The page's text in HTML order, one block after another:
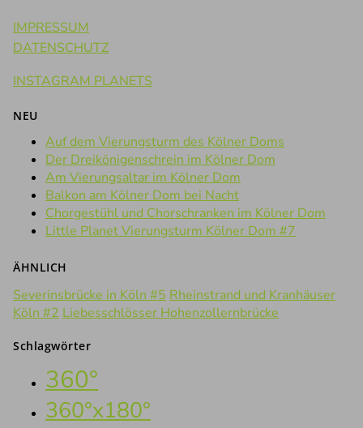
IMPRESSUM
DATENSCHUTZ
INSTAGRAM PLANETS
NEU
Auf dem Vierungsturm des Kölner Doms
Der Dreikönigenschrein im Kölner Dom
Am Vierungsaltar im Kölner Dom
Balkon am Kölner Dom bei Nacht
Chorgestühl und Chorschranken im Kölner Dom
Little Planet Vierungsturm Kölner Dom #7
ÄHNLICH
Severinsbrücke in Köln #5 Rheinstrand und Kranhäuser
Köln #2 Liebesschlösser Hohenzollernbrücke
Schlagwörter
360°
360°x180°